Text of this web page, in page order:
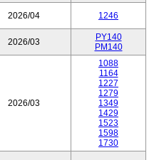
2026/04 1246
2026/03
PY140
PM140
2026/03
1088
1164
1227
1279
1349
1429
1523
1598
1730